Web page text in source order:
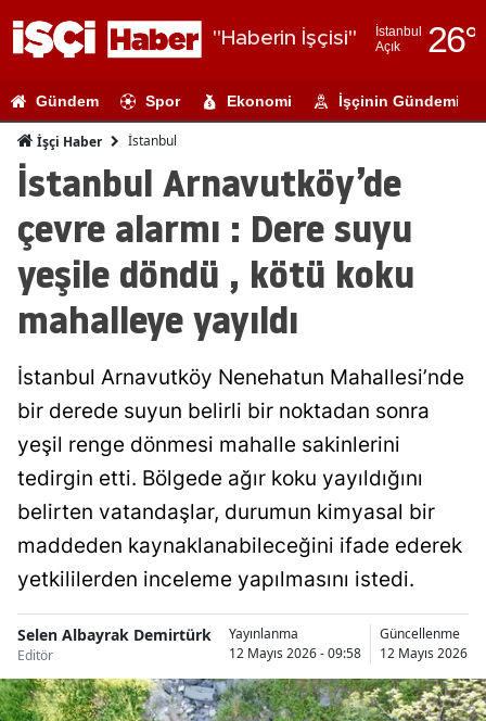
"Haberin İşçisi"
İstanbul
Açık
26°
Adıyaman
Ağrı
Amasya
Ankara
Artvin
Aydın
Bilecik
Bingöl
Bolu
Burdur
Gündem Spor Ekonomi İşçinin Gündemi
İşçi Haber İstanbul
İstanbul Arnavutköy’de
çevre alarmı : Dere suyu
yeşile döndü , kötü koku
mahalleye yayıldı
İstanbul Arnavutköy Nenehatun Mahallesi’nde
bir derede suyun belirli bir noktadan sonra
yeşil renge dönmesi mahalle sakinlerini
tedirgin etti. Bölgede ağır koku yayıldığını
belirten vatandaşlar, durumun kimyasal bir
maddeden kaynaklanabileceğini ifade ederek
yetkililerden inceleme yapılmasını istedi.
Selen Albayrak Demirtürk
Editör
Yayınlanma
12 Mayıs 2026 - 09:58
Güncellenme
12 Mayıs 2026 -